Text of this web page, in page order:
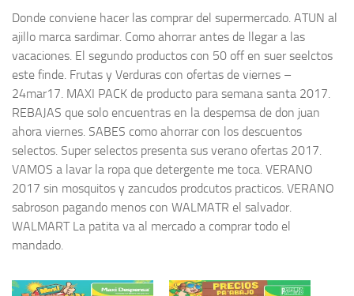
Donde conviene hacer las comprar del supermercado. ATUN al
ajillo marca sardimar. Como ahorrar antes de llegar a las
vacaciones. El segundo productos con 50 off en suer seelctos
este finde. Frutas y Verduras con ofertas de viernes –
24mar17. MAXI PACK de producto para semana santa 2017.
REBAJAS que solo encuentras en la despemsa de don juan
ahora viernes. SABES como ahorrar con los descuentos
selectos. Super selectos presenta sus verano ofertas 2017.
VAMOS a lavar la ropa que detergente me toca. VERANO
2017 sin mosquitos y zancudos prodcutos practicos. VERANO
sabroson pagando menos con WALMATR el salvador.
WALMART La patita va al mercado a comprar todo el
mandado.